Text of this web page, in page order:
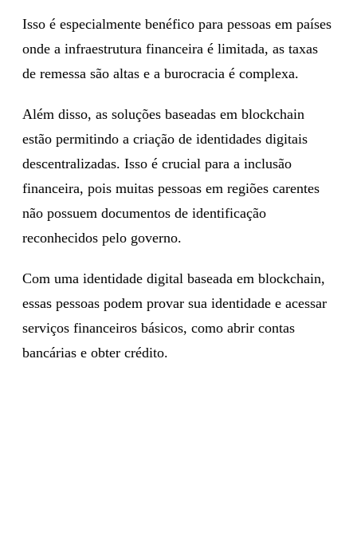
Isso é especialmente benéfico para pessoas em países
onde a infraestrutura financeira é limitada, as taxas
de remessa são altas e a burocracia é complexa.
Além disso, as soluções baseadas em blockchain
estão permitindo a criação de identidades digitais
descentralizadas. Isso é crucial para a inclusão
financeira, pois muitas pessoas em regiões carentes
não possuem documentos de identificação
reconhecidos pelo governo.
Com uma identidade digital baseada em blockchain,
essas pessoas podem provar sua identidade e acessar
serviços financeiros básicos, como abrir contas
bancárias e obter crédito.